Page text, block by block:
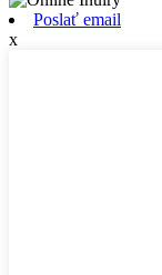
Poslať email
x